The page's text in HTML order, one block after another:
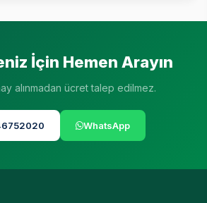
İçin Hemen Arayın
alınmadan ücret talep edilmez.
WhatsApp